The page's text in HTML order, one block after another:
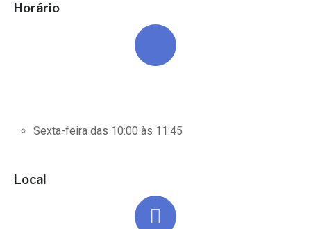
Horário
Sexta-feira das 10:00 às 11:45
Local